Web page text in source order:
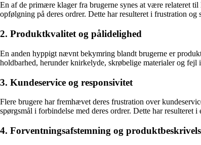
En af de primære klager fra brugerne synes at være relateret
opfølgning på deres ordrer. Dette har resulteret i frustration og
2. Produktkvalitet og pålidelighed
En anden hyppigt nævnt bekymring blandt brugerne er
holdbarhed, herunder knirkelyde, skrøbelige materialer og
3. Kundeservice og responsivitet
Flere brugere har fremhævet deres frustration over
spørgsmål i forbindelse med deres ordrer. Dette har
4. Forventningsafstemning og